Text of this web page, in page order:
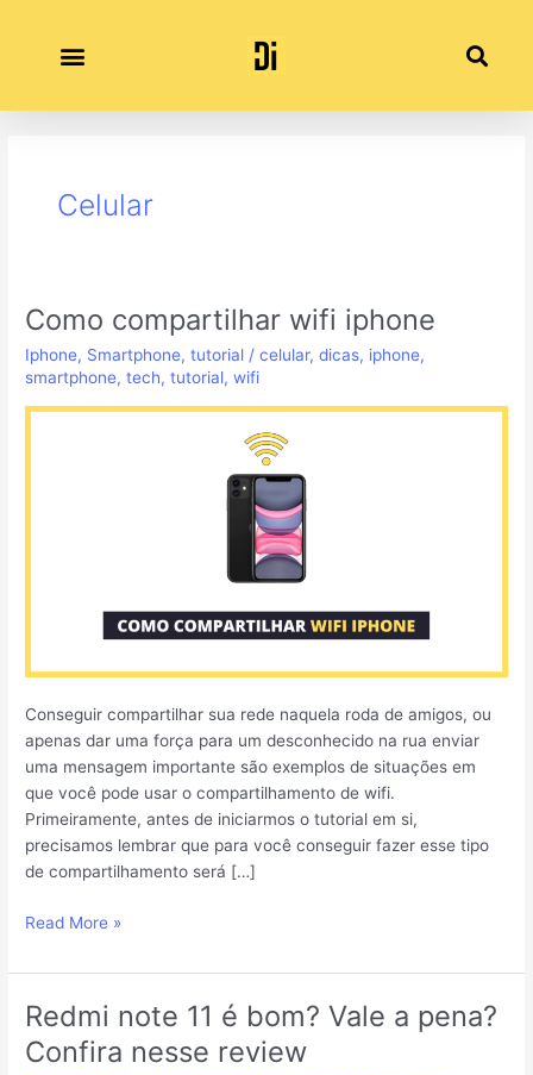
Celular
Como compartilhar wifi iphone
Iphone, Smartphone,tutorial /celular,dicas, iphone,
smartphone,tech,tutorial,wifi
Conseguir compartilhar sua rede naquela roda de amigos, ou
apenas dar uma força para um desconhecido na rua enviar
uma mensagem importante são exemplos de situações em
que você pode usar o compartilhamento de wifi.
Primeiramente, antes de iniciarmos o tutorial em si,
precisamos lembrar que para você conseguir fazer esse tipo
de compartilhamento será […]
Como
wifi
iphone
Read More »
Redmi note 11 é bom? Vale a pena?
Confira nesse review
Redmi
note
11